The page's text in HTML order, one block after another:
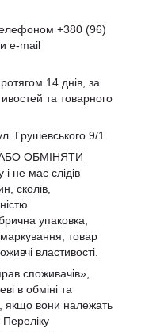
+380 (96)
e-mail
14 днів, за
та товарного
Грушевського 9/1
ОБМІНЯТИ
не має слідів
сколів,
упаковка;
товар
властивості.
споживачів»,
в обміні та
якщо вони належать